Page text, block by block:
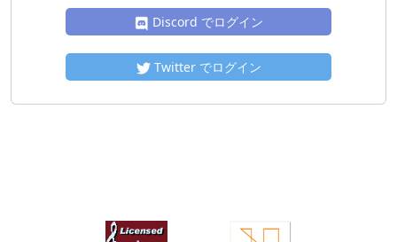
Discord でログイン
Twitter でログイン